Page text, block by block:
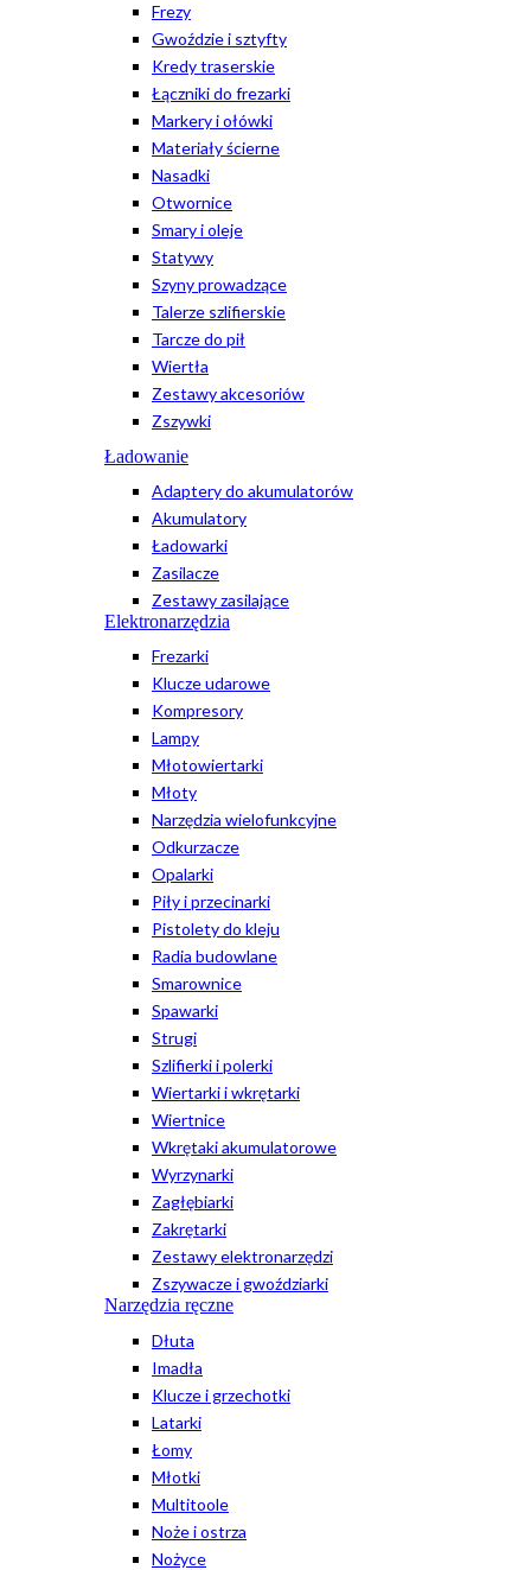
Frezy
Gwoździe i sztyfty
Kredy traserskie
Łączniki do frezarki
Markery i ołówki
Materiały ścierne
Nasadki
Otwornice
Smary i oleje
Statywy
Szyny prowadzące
Talerze szlifierskie
Tarcze do pił
Wiertła
Zestawy akcesoriów
Zszywki
Ładowanie
Adaptery do akumulatorów
Akumulatory
Ładowarki
Zasilacze
Zestawy zasilające
Elektronarzędzia
Frezarki
Klucze udarowe
Kompresory
Lampy
Młotowiertarki
Młoty
Narzędzia wielofunkcyjne
Odkurzacze
Opalarki
Piły i przecinarki
Pistolety do kleju
Radia budowlane
Smarownice
Spawarki
Strugi
Szlifierki i polerki
Wiertarki i wkrętarki
Wiertnice
Wkrętaki akumulatorowe
Wyrzynarki
Zagłębiarki
Zakrętarki
Zestawy elektronarzędzi
Zszywacze i gwoździarki
Narzędzia ręczne
Dłuta
Imadła
Klucze i grzechotki
Latarki
Łomy
Młotki
Multitoole
Noże i ostrza
Nożyce